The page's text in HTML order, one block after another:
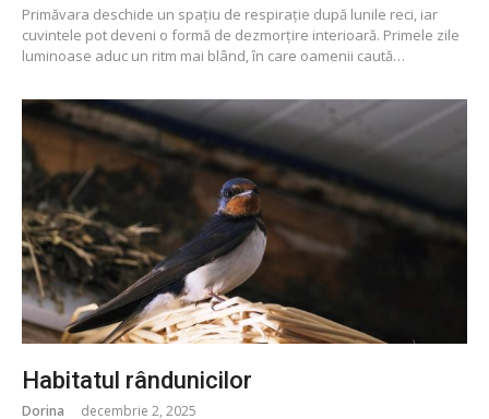
Primăvara deschide un spațiu de respirație după lunile reci, iar
cuvintele pot deveni o formă de dezmorțire interioară. Primele zile
luminoase aduc un ritm mai blând, în care oamenii caută…
Habitatul rândunicilor
Dorina decembrie 2, 2025